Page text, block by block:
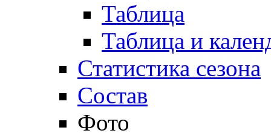
Таблица
Таблица и
Статистика сезона
Состав
Фото